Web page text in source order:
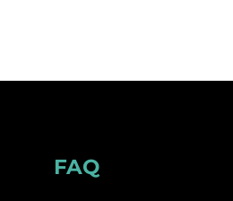
Footer
FAQ